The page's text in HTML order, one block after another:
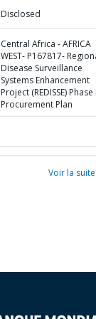
Disclosed
Central Africa - AFRICA
WEST- P167817-
Disease Surveillance
Systems Enhancement
Project (REDISSE) Phase
Procurement Plan
Voir la suite